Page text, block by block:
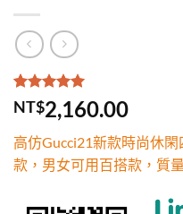
評分5.00 /
5，已有
1
位
分
NT$2,160.00
高仿Gucci21新款時尚休
款，男女可用百搭款，質